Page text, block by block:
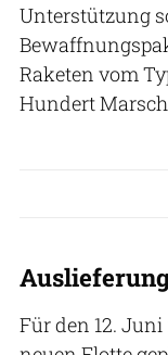
Unterstützung
Raketen vom
Hundert
Für den 12.